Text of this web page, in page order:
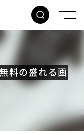
料の盛れる画